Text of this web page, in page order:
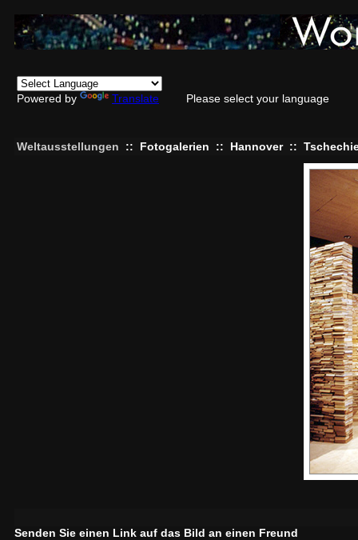
Powered by Translate Please select your language
Weltausstellungen :: Fotogalerien :: Hannover ::
Senden Sie einen Link auf das Bild an einen Freund